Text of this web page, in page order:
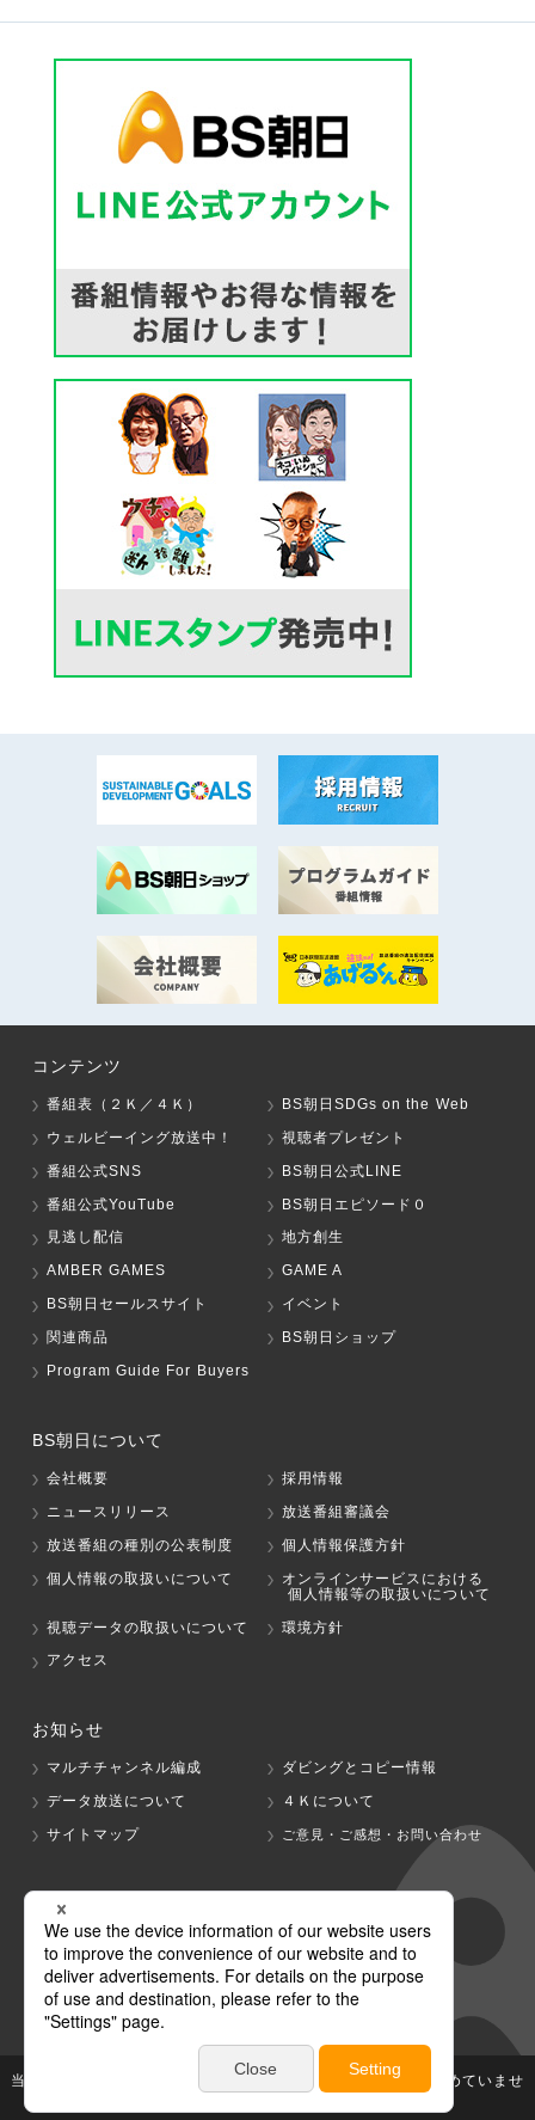
コンテンツ
番組表（２Ｋ／４Ｋ）
BS朝日SDGs on the Web
ウェルビーイング放送中！
視聴者プレゼント
番組公式SNS
BS朝日公式LINE
番組公式YouTube
BS朝日エピソード０
見逃し配信
地方創生
AMBER GAMES
GAME A
BS朝日セールスサイト
イベント
関連商品
BS朝日ショップ
Program Guide For Buyers
BS朝日について
会社概要
採用情報
ニュースリリース
放送番組審議会
放送番組の種別の公表制度
個人情報保護方針
個人情報の取扱いについて
オンラインサービスにおける
個人情報等の取扱いについて
視聴データの取扱いについて
環境方針
アクセス
お知らせ
マルチチャンネル編成
ダビングとコピー情報
データ放送について
４Ｋについて
サイトマップ
ご意見・ご感想・お問い合わせ
グループ会社
テレビ朝日 テレ朝チャンネル
当社が著作権、著作隣接権を有する放送番組等の無断利用は認めていませ
ん。